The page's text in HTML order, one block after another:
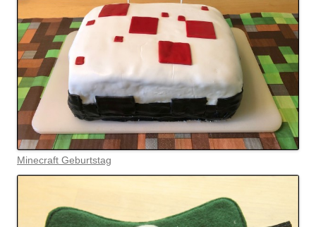
Minecraft Geburtstag